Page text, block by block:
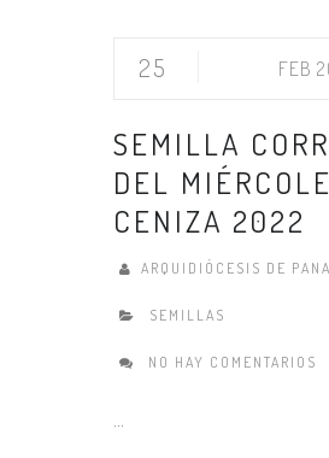
25 FEB
SEMILLA
DEL
CENIZA 2022
ARQUIDIÓCESIS DE
SEMILLAS
NO HAY COMENTARIOS
...